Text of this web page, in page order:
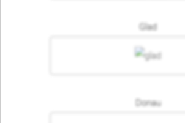
Glad
Donau